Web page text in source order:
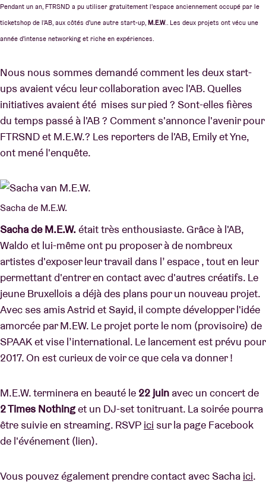
Pendant un an, FTRSND a pu utiliser gratuitement l'espace anciennement occupé par le
ticketshop de l'AB, aux côtés d'une autre start-up, M.E.W.. Les deux projets ont vécu une
année d'intense networking et riche en expériences.
Nous nous sommes demandé comment les deux start-
ups avaient vécu leur collaboration avec l'AB. Quelles
initiatives avaient été mises sur pied ? Sont-elles fières
du temps passé à l'AB ? Comment s'annonce l'avenir pour
FTRSND et M.E.W.? Les reporters de l'AB, Emily et Yne,
ont mené l'enquête.
Sacha de M.E.W.
Sacha de M.E.W. était très enthousiaste. Grâce à l'AB,
Waldo et lui-même ont pu proposer à de nombreux
artistes d'exposer leur travail dans l’ espace , tout en leur
permettant d'entrer en contact avec d'autres créatifs. Le
jeune Bruxellois a déjà des plans pour un nouveau projet.
Avec ses amis Astrid et Sayid, il compte développer l'idée
amorcée par M.EW. Le projet porte le nom (provisoire) de
SPAAK et vise l’international. Le lancement est prévu pour
2017. On est curieux de voir ce que cela va donner !
M.E.W. terminera en beauté le 22 juin avec un concert de
2 Times Nothinget un DJ-set tonitruant. La soirée pourra
être suivie en streaming. RSVP ici sur la page Facebook
de l'événement (lien).
Vous pouvez également prendre contact avec Sacha ici.